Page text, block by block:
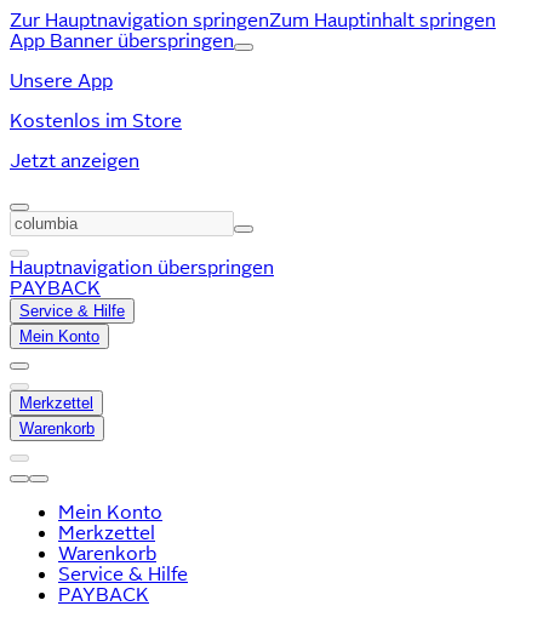
Zur Hauptnavigation springenZum Hauptinhalt springen
App Banner überspringen
Unsere App
Kostenlos im Store
Jetzt anzeigen
Hauptnavigation überspringen
PAYBACK
Service & Hilfe
Mein Konto
Merkzettel
Warenkorb
Mein Konto
Merkzettel
Warenkorb
Service & Hilfe
PAYBACK